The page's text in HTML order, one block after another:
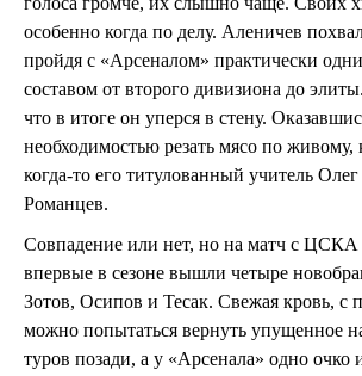
особенно когда по делу. Аленичев
пройдя с «Арсеналом» практически
составом от второго дивизиона до
что в итоге он уперся в стену.
необходимостью резать мясо по живому,
когда-то его титулованный учитель
Романцев.
Совпадение или нет, но на матч с ЦСКА
впервые в сезоне вышли четыре
Зотов, Осипов и Тесак. Свежая кровь, с
можно попытаться вернуть упущенное
туров позади, а у «Арсенала» одно очко